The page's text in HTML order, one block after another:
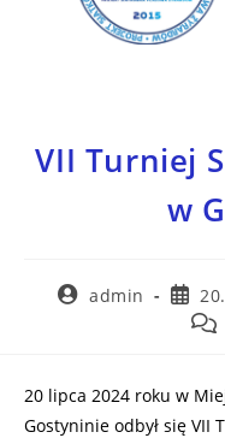
VII Turniej
w
admin
20 lipca 2024 roku w
Gostyninie odbył się VII